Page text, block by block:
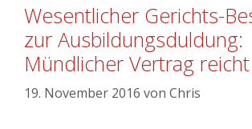
Wesentlicher Gerichts-
zur Ausbildungsduldung:
Mündlicher Vertrag reicht
19. November 2016 von Chris